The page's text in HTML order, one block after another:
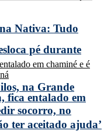
pé durante
na Grande
ter aceitado ajuda’
Nativa: Tudo
fica entalado em
socorro, no